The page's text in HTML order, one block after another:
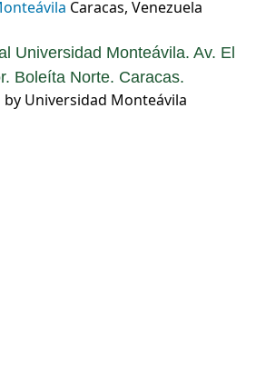
Caracas, Venezuela
Universidad Monteávila. Av. El
Boleíta Norte. Caracas.
by Universidad Monteávila